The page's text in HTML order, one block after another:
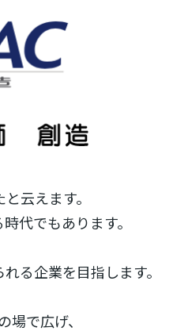
云えます。
代でもあります。
る企業を目指します。
で広げ、